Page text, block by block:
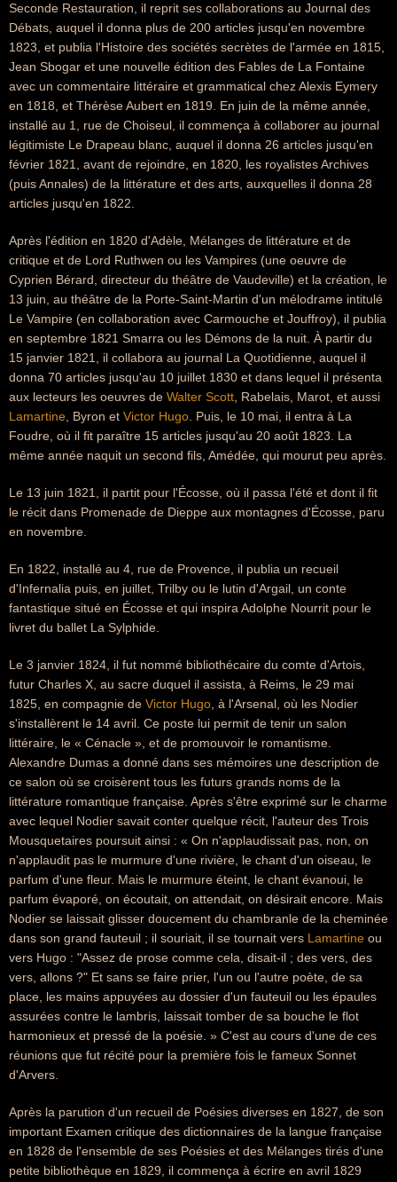
Seconde Restauration, il reprit ses collaborations au Journal des
Débats, auquel il donna plus de 200 articles jusqu'en novembre
1823, et publia l'Histoire des sociétés secrètes de l'armée en 1815,
Jean Sbogar et une nouvelle édition des Fables de La Fontaine
avec un commentaire littéraire et grammatical chez Alexis Eymery
en 1818, et Thérèse Aubert en 1819. En juin de la même année,
installé au 1, rue de Choiseul, il commença à collaborer au journal
légitimiste Le Drapeau blanc, auquel il donna 26 articles jusqu'en
février 1821, avant de rejoindre, en 1820, les royalistes Archives
(puis Annales) de la littérature et des arts, auxquelles il donna 28
articles jusqu'en 1822.
Après l'édition en 1820 d'Adèle, Mélanges de littérature et de
critique et de Lord Ruthwen ou les Vampires (une oeuvre de
Cyprien Bérard, directeur du théâtre de Vaudeville) et la création, le
13 juin, au théâtre de la Porte-Saint-Martin d'un mélodrame intitulé
Le Vampire (en collaboration avec Carmouche et Jouffroy), il publia
en septembre 1821 Smarra ou les Démons de la nuit. À partir du
15 janvier 1821, il collabora au journal La Quotidienne, auquel il
donna 70 articles jusqu'au 10 juillet 1830 et dans lequel il présenta
aux lecteurs les oeuvres de Walter Scott , Rabelais, Marot, et aussi
Lamartine , Byron et Victor Hugo . Puis, le 10 mai, il entra à La
Foudre, où il fit paraître 15 articles jusqu'au 20 août 1823. La
même année naquit un second fils, Amédée, qui mourut peu après.
Le 13 juin 1821, il partit pour l'Écosse, où il passa l'été et dont il fit
le récit dans Promenade de Dieppe aux montagnes d'Écosse, paru
en novembre.
En 1822, installé au 4, rue de Provence, il publia un recueil
d'Infernalia puis, en juillet, Trilby ou le lutin d'Argail, un conte
fantastique situé en Écosse et qui inspira Adolphe Nourrit pour le
livret du ballet La Sylphide.
Le 3 janvier 1824, il fut nommé bibliothécaire du comte d'Artois,
futur Charles X, au sacre duquel il assista, à Reims, le 29 mai
1825, en compagnie de Victor Hugo , à l'Arsenal, où les Nodier
s'installèrent le 14 avril. Ce poste lui permit de tenir un salon
littéraire, le « Cénacle », et de promouvoir le romantisme.
Alexandre Dumas a donné dans ses mémoires une description de
ce salon où se croisèrent tous les futurs grands noms de la
littérature romantique française. Après s'être exprimé sur le charme
avec lequel Nodier savait conter quelque récit, l'auteur des Trois
Mousquetaires poursuit ainsi : « On n'applaudissait pas, non, on
n'applaudit pas le murmure d'une rivière, le chant d'un oiseau, le
parfum d'une fleur. Mais le murmure éteint, le chant évanoui, le
parfum évaporé, on écoutait, on attendait, on désirait encore. Mais
Nodier se laissait glisser doucement du chambranle de la cheminée
dans son grand fauteuil ; il souriait, il se tournait vers Lamartine ou
vers Hugo : "Assez de prose comme cela, disait-il ; des vers, des
vers, allons ?" Et sans se faire prier, l'un ou l'autre poète, de sa
place, les mains appuyées au dossier d'un fauteuil ou les épaules
assurées contre le lambris, laissait tomber de sa bouche le flot
harmonieux et pressé de la poésie. » C'est au cours d'une de ces
réunions que fut récité pour la première fois le fameux Sonnet
d'Arvers.
Après la parution d'un recueil de Poésies diverses en 1827, de son
important Examen critique des dictionnaires de la langue française
en 1828 de l'ensemble de ses Poésies et des Mélanges tirés d'une
petite bibliothèque en 1829, il commença à écrire en avril 1829